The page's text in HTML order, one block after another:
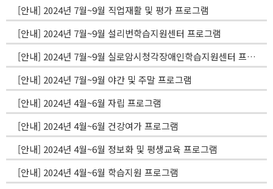
[안내] 2024년 7월~9월 직업재활 및 평가 프로그램
[안내] 2024년 7월~9월 설리번학습지원센터 프로그램
[안내] 2024년 7월~9월 실로암시청각장애인학습지원센터 프로그램
[안내] 2024년 7월~9월 야간 및 주말 프로그램
[안내] 2024년 4월~6월 자립 프로그램
[안내] 2024년 4월~6월 건강여가 프로그램
[안내] 2024년 4월~6월 정보화 및 평생교육 프로그램
[안내] 2024년 4월~6월 학습지원 프로그램